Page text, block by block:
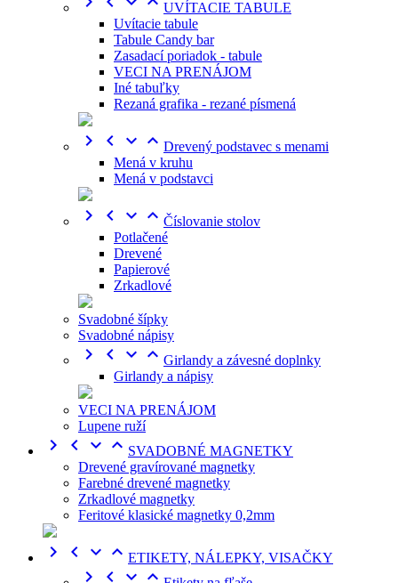
UVÍTACIE TABULE
Uvítacie tabule
Tabule Candy bar
Zasadací poriadok - tabule
VECI NA PRENÁJOM
Iné tabuľky
Rezaná grafika - rezané písmená
    Drevený podstavec s menami
Mená v kruhu
Mená v podstavci
    Číslovanie stolov
Potlačené
Drevené
Papierové
Zrkadlové
Svadobné šípky
Svadobné nápisy
    Girlandy a závesné doplnky
Girlandy a nápisy
VECI NA PRENÁJOM
Lupene ruží
    SVADOBNÉ MAGNETKY
Drevené gravírované magnetky
Farebné drevené magnetky
Zrkadlové magnetky
Feritové klasické magnetky 0,2mm
    ETIKETY, NÁLEPKY, VISAČKY
   